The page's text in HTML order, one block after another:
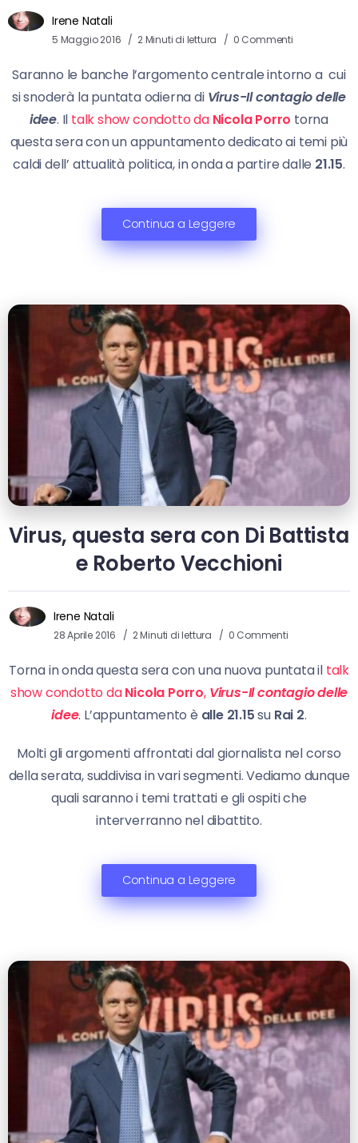
Irene Natali
5 Maggio 2016 2 Minuti di lettura 0 Commenti
Saranno le banche l’argomento centrale intorno a cui
si snoderà la puntata odierna di Virus-Il contagio delle
idee. Il talk show condotto da Nicola Porro torna
questa sera con un appuntamento dedicato ai temi più
caldi dell’ attualità politica, in onda a partire dalle 21.15.
Continua a Leggere
Virus, questa sera con Di Battista
e Roberto Vecchioni
Irene Natali
28 Aprile 2016 2 Minuti di lettura 0 Commenti
Torna in onda questa sera con una nuova puntata il talk
show condotto daNicola Porro,Virus-Il contagio delle
idee. L’appuntamento è alle 21.15su Rai 2.
Molti gli argomenti affrontati dal giornalista nel corso
della serata, suddivisa in vari segmenti. Vediamo dunque
quali saranno i temi trattati e gli ospiti che
interverranno nel dibattito.
Continua a Leggere